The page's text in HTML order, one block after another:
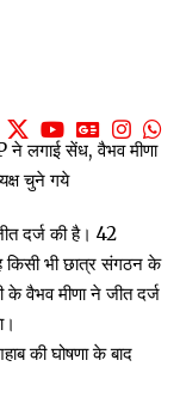
दर्ज की है। 42
भी छात्र संगठन के
के वैभव मीणा ने जीत दर्ज
की घोषणा के बाद